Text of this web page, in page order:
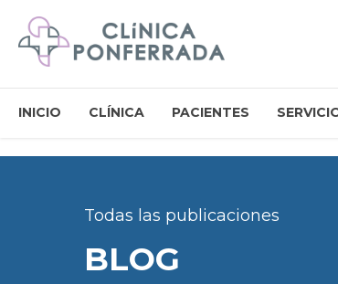
INICIO CLÍNICA PACIENTES
Todas las publicaciones
BLOG